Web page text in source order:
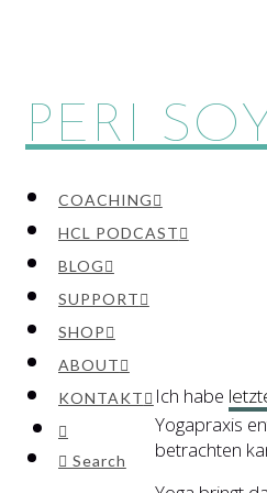
PERI
COACHING
HCL PODCAST
BLOG
SUPPORT
SHOP
ABOUT
KONTAKT
Search
Ich habe
Yogapraxis
betrachten